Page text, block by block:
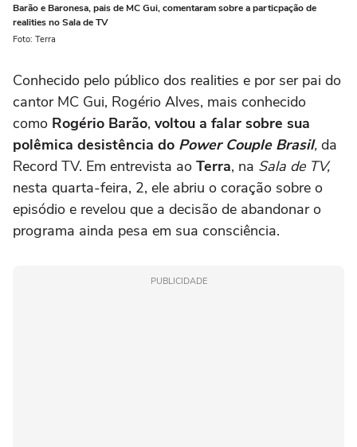
Barão e Baronesa, pais de MC Gui, comentaram sobre a particpação de
realities no Sala de TV
Foto: Terra
Conhecido pelo público dos realities e por ser pai do
cantor MC Gui, Rogério Alves, mais conhecido
como Rogério Barão, voltou a falar sobre sua
polêmica desistência do Power Couple Brasil, da
Record TV. Em entrevista ao Terra, na Sala de TV,
nesta quarta-feira, 2, ele abriu o coração sobre o
episódio e revelou que a decisão de abandonar o
programa ainda pesa em sua consciência.
PUBLICIDADE